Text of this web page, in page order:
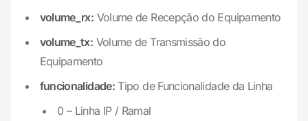
volume_rx: Volume de Recepção do Equipamento
volume_tx: Volume de Transmissão do
Equipamento
funcionalidade: Tipo de Funcionalidade da Linha
0 – Linha IP / Ramal